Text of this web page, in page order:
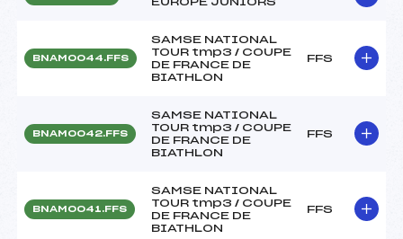
BNAM0044.FFS
SAMSE NATIONAL
TOUR tmp3 / COUPE
DE FRANCE DE
BIATHLON
FFS
BNAM0042.FFS
SAMSE NATIONAL
TOUR tmp3 / COUPE
DE FRANCE DE
BIATHLON
FFS
BNAM0041.FFS
SAMSE NATIONAL
TOUR tmp3 / COUPE
DE FRANCE DE
BIATHLON
FFS